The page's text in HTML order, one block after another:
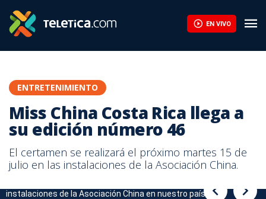
EN VIVO
ENTRETENIMIENTO
Miss China Costa Rica llega a
su edición número 46
El certamen se realizará el próximo martes 15 de
julio en las instalaciones de la Asociación China.
instalaciones de la Asociación China en nuestro país.
instalaciones de la Asociación China en nuestro país.